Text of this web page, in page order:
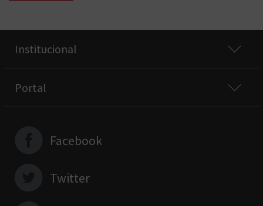
Institucional
Portal
Facebook
Twitter